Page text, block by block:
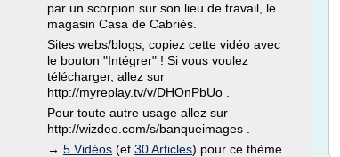
par un scorpion sur son lieu de travail, le
magasin Casa de Cabriès.
Sites webs/blogs, copiez cette vidéo avec
le bouton "Intégrer" ! Si vous voulez
télécharger, allez sur
http://myreplay.tv/v/DHOnPbUo .
Pour toute autre usage allez sur
http://wizdeo.com/s/banqueimages .
→ 5 Vidéos (et 30 Articles) pour ce thème